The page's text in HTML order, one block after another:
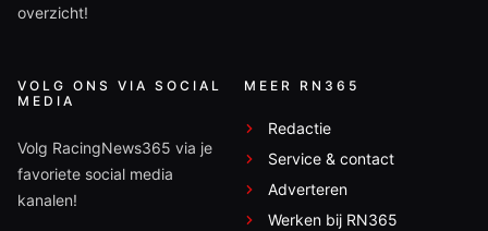
overzicht!
VOLG ONS VIA SOCIAL
MEDIA
Volg RacingNews365 via je
favoriete social media
kanalen!
MEER RN365
Redactie
Service & contact
Adverteren
Werken bij RN365